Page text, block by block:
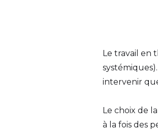
Le travail en
intervenir
Le choix de
à la fois des